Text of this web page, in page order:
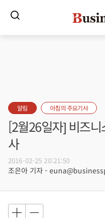
알림 아침의 주요기사
[2월26일자] 비즈
사
2016-02-25 20:21:50
조은아 기자 -